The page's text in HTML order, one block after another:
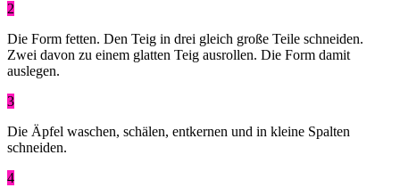
2
Die Form fetten. Den Teig in drei gleich große Teile schneiden.
Zwei davon zu einem glatten Teig ausrollen. Die Form damit
auslegen.
3
Die Äpfel waschen, schälen, entkernen und in kleine Spalten
schneiden.
4